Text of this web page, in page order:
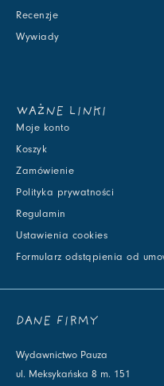
Recenzje
Wywiady
WAŻNE LINKI
Moje konto
Koszyk
Zamówienie
Polityka prywatności
Regulamin
Ustawienia cookies
Formularz odstąpienia od
DANE FIRMY
Wydawnictwo Pauza
ul. Meksykańska 8 m. 151